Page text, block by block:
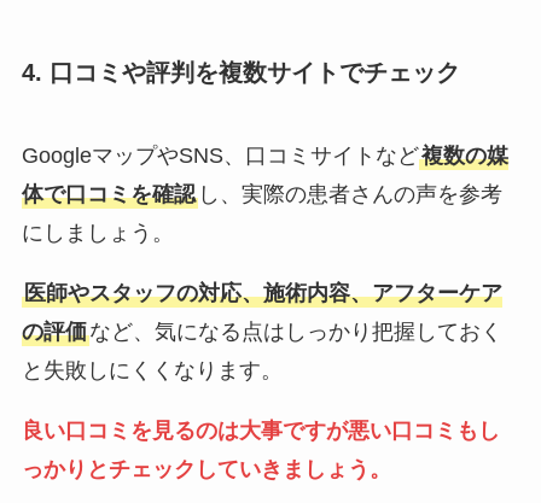
4. 口コミや評判を複数サイトでチェック
GoogleマップやSNS、口コミサイトなど複数の媒
体で口コミを確認し、実際の患者さんの声を参考
にしましょう。
医師やスタッフの対応、施術内容、アフターケア
の評価など、気になる点はしっかり把握しておく
と失敗しにくくなります。
良い口コミを見るのは大事ですが悪い口コミもし
っかりとチェックしていきましょう。